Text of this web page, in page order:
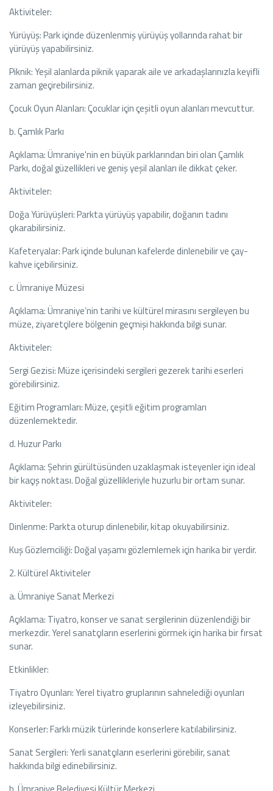
Aktiviteler:
Yürüyüş: Park içinde düzenlenmiş yürüyüş yollarında rahat bir
yürüyüş yapabilirsiniz.
Piknik: Yeşil alanlarda piknik yaparak aile ve arkadaşlarınızla keyifli
zaman geçirebilirsiniz.
Çocuk Oyun Alanları: Çocuklar için çeşitli oyun alanları mevcuttur.
b. Çamlık Parkı
Açıklama: Ümraniye'nin en büyük parklarından biri olan Çamlık
Parkı, doğal güzellikleri ve geniş yeşil alanları ile dikkat çeker.
Aktiviteler:
Doğa Yürüyüşleri: Parkta yürüyüş yapabilir, doğanın tadını
çıkarabilirsiniz.
Kafeteryalar: Park içinde bulunan kafelerde dinlenebilir ve çay-
kahve içebilirsiniz.
c. Ümraniye Müzesi
Açıklama: Ümraniye’nin tarihi ve kültürel mirasını sergileyen bu
müze, ziyaretçilere bölgenin geçmişi hakkında bilgi sunar.
Aktiviteler:
Sergi Gezisi: Müze içerisindeki sergileri gezerek tarihi eserleri
görebilirsiniz.
Eğitim Programları: Müze, çeşitli eğitim programları
düzenlemektedir.
d. Huzur Parkı
Açıklama: Şehrin gürültüsünden uzaklaşmak isteyenler için ideal
bir kaçış noktası. Doğal güzellikleriyle huzurlu bir ortam sunar.
Aktiviteler:
Dinlenme: Parkta oturup dinlenebilir, kitap okuyabilirsiniz.
Kuş Gözlemciliği: Doğal yaşamı gözlemlemek için harika bir yerdir.
2. Kültürel Aktiviteler
a. Ümraniye Sanat Merkezi
Açıklama: Tiyatro, konser ve sanat sergilerinin düzenlendiği bir
merkezdir. Yerel sanatçıların eserlerini görmek için harika bir fırsat
sunar.
Etkinlikler:
Tiyatro Oyunları: Yerel tiyatro gruplarının sahnelediği oyunları
izleyebilirsiniz.
Konserler: Farklı müzik türlerinde konserlere katılabilirsiniz.
Sanat Sergileri: Yerli sanatçıların eserlerini görebilir, sanat
hakkında bilgi edinebilirsiniz.